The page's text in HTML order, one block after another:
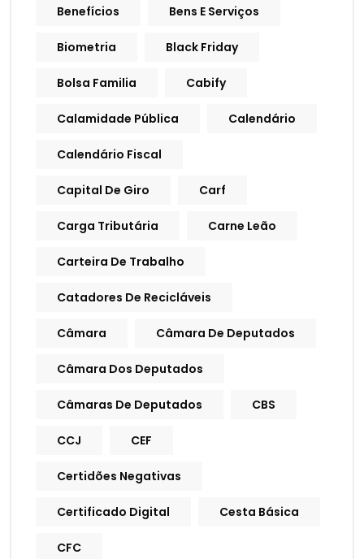
Benefícios Bens E Serviços
Biometria Black Friday
Bolsa Familia Cabify
Calamidade Pública Calendário
Calendário Fiscal
Capital De Giro Carf
Carga Tributária Carne Leão
Carteira De Trabalho
Catadores De Recicláveis
Câmara Câmara De Deputados
Câmara Dos Deputados
Câmaras De Deputados CBS
CCJ CEF
Certidões Negativas
Certificado Digital Cesta Básica
CFC